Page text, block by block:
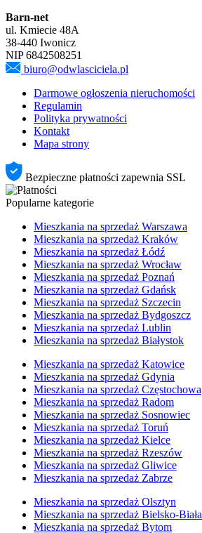
Barn-net
ul. Kmiecie 48A
38-440 Iwonicz
NIP 6842508251
biuro@odwlasciciela.pl
Darmowe ogłoszenia nieruchomości
Regulamin
Polityka prywatności
Kontakt
Mapa strony
Bezpieczne płatności zapewnia SSL
Popularne kategorie
Mieszkania na sprzedaż Warszawa
Mieszkania na sprzedaż Kraków
Mieszkania na sprzedaż Łódź
Mieszkania na sprzedaż Wrocław
Mieszkania na sprzedaż Poznań
Mieszkania na sprzedaż Gdańsk
Mieszkania na sprzedaż Szczecin
Mieszkania na sprzedaż Bydgoszcz
Mieszkania na sprzedaż Lublin
Mieszkania na sprzedaż Białystok
Mieszkania na sprzedaż Katowice
Mieszkania na sprzedaż Gdynia
Mieszkania na sprzedaż Częstochowa
Mieszkania na sprzedaż Radom
Mieszkania na sprzedaż Sosnowiec
Mieszkania na sprzedaż Toruń
Mieszkania na sprzedaż Kielce
Mieszkania na sprzedaż Rzeszów
Mieszkania na sprzedaż Gliwice
Mieszkania na sprzedaż Zabrze
Mieszkania na sprzedaż Olsztyn
Mieszkania na sprzedaż Bielsko-Biała
Mieszkania na sprzedaż Bytom